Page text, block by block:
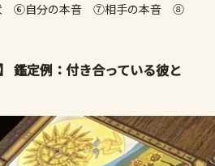
⑥自分の本音 ⑦相手の本音 ⑧
鑑定例：付き合っている彼と